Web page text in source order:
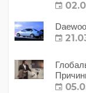
с этим